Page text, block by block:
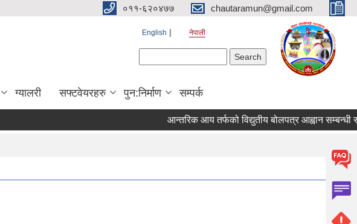
०११-६२०४७७ chautaramun@gmail.com
English नेपाली
ग्यालरी सफ्टवेयरहरु पुन:निर्माण सम्पर्क
आन्तरिक आय तर्फको विद्युतीय बोलपत्र आह्वान सम्बन्धी